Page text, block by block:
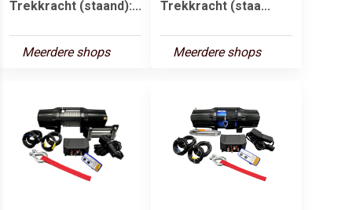
Trekkracht (staand):...
Meerdere shops
Trekkracht (staa...
Meerdere shops